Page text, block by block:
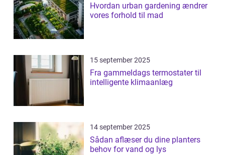
Hvordan urban gardening ændrer
vores forhold til mad
15 september 2025
Fra gammeldags termostater til
intelligente klimaanlæg
14 september 2025
Sådan aflæser du dine planters
behov for vand og lys